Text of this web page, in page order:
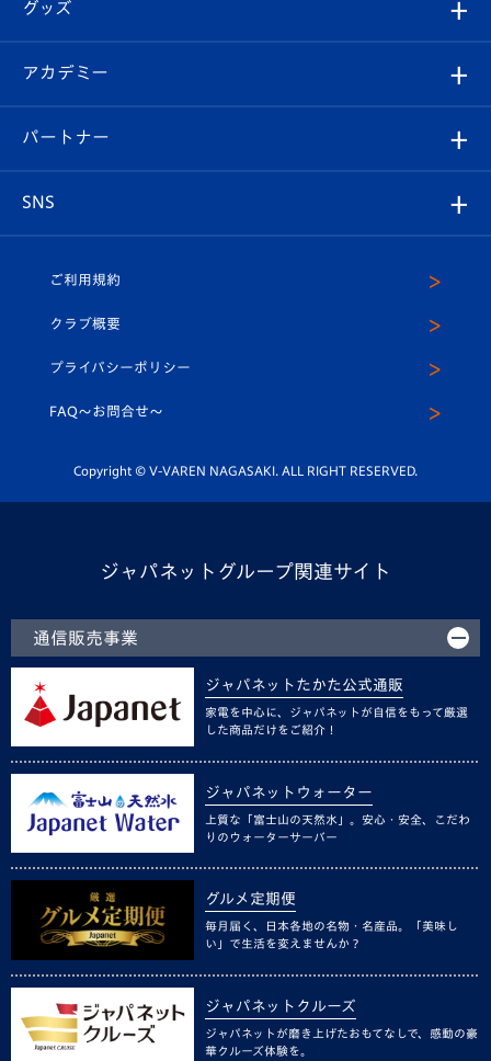
チケット
イベント
メディア
ホームタウン
スタッフプロフィール
マスコット紹介
平和祈念活動
ホームタウン活動
Revive Team
ヴィヴィくんの長崎おもてなしガイド
フォトギャラリー
スタジアムグルメ
V-LOVERS（ファンクラブ）
プレイヤーズスイート
グッズ
オンラインショップ
店舗情報
アカデミー
育成からのお知らせ
U-18
スクール
パートナー
SNS
ヴィヴィくんインスタグラム
公式LINE＠
ご利用規約
クラブ概要
プライバシーポリシー
FAQ〜お問合せ〜
Copyright © V-VAREN NAGASAKI. ALL RIGHT RESERVED.
ジャパネットグループ関連サイト
通信販売事業
ジャパネットたかた公式通販
家電を中心に、ジャパネットが自信をもって厳選
した商品だけをご紹介！
ジャパネットウォーター
上質な「富士山の天然水」。安心・安全、こだわ
りのウォーターサーバー
グルメ定期便
毎月届く、日本各地の名物・名産品。「美味し
い」で生活を変えませんか？
ジャパネットクルーズ
ジャパネットが磨き上げたおもてなしで、感動の豪
華クルーズ体験を。